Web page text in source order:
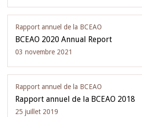
Rapport annuel de la BCEAO
BCEAO 2020 Annual Report
03 novembre 2021
Rapport annuel de la BCEAO
Rapport annuel de la BCEAO 2018
25 juillet 2019